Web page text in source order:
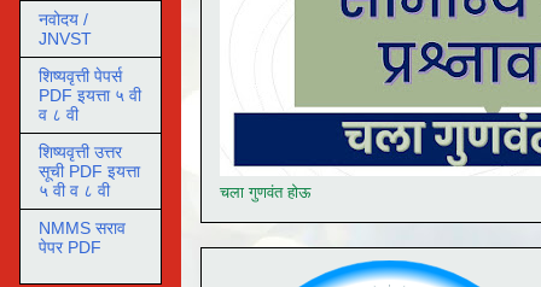
चला गुणवंत होऊ
नवोदय /
JNVST
शिष्यवृत्ती पेपर्स
PDF इयत्ता ५ वी
व ८ वी
शिष्यवृत्ती उत्तर
सूची PDF इयत्ता
५ वी व ८ वी
NMMS सराव
पेपर PDF